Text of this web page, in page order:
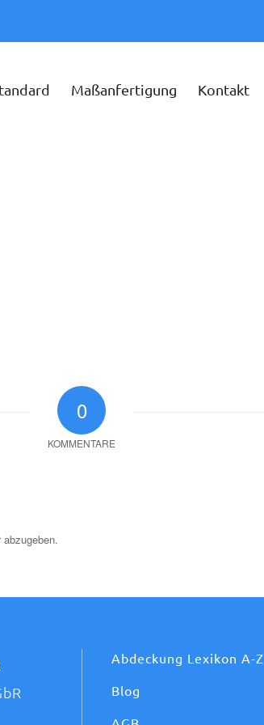
Maßanfertigung Kontakt
0
KOMMENTARE
Abdeckung Lexikon A-Z
Blog